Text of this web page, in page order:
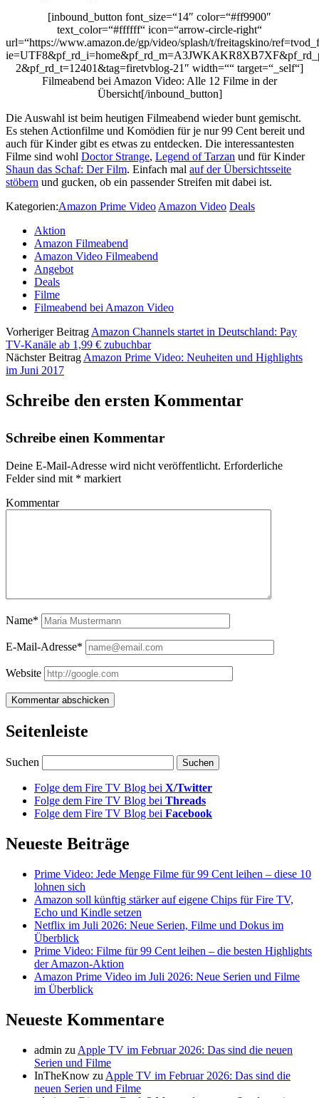
[inbound_button font_size=“14″ color=“#ff9900″
text_color=“#ffffff“ icon=“arrow-circle-right“
url=“https://www.amazon.de/gp/video/splash/t/freitagskino/
2&pf_rd_t=12401&tag=firetvblog-21″ width=““ target=“_self“]
Filmeabend bei Amazon Video: Alle 12 Filme in der
Übersicht[/inbound_button]
Die Auswahl ist beim heutigen Filmeabend wieder bunt gemischt.
Es stehen Actionfilme und Komödien für je nur 99 Cent bereit und
auch für Kinder gibt es etwas zu entdecken. Die interessantesten
Filme sind wohl Doctor Strange, Legend of Tarzan und für Kinder
Shaun das Schaf: Der Film. Einfach mal auf der Übersichtsseite
stöbern und gucken, ob ein passender Streifen mit dabei ist.
Kategorien:Amazon Prime VideoAmazon Video Deals
Aktion
Amazon Filmeabend
Amazon Video Filmeabend
Angebot
Deals
Filme
Filmeabend bei Amazon Video
Vorheriger BeitragAmazon Channels startet in Deutschland: Pay
TV-Kanäle ab 1,99 € zubuchbar
Nächster BeitragAmazon Prime Video: Neuheiten und Highlights
im Juni 2017
Schreibe den ersten Kommentar
Schreibe einen Kommentar
Deine E-Mail-Adresse wird nicht veröffentlicht. Erforderliche
Felder sind mit * markiert
Kommentar
Name*
E-Mail-Adresse*
Website
Seitenleiste
Suchen
Folge dem Fire TV Blog bei X/Twitter
Folge dem Fire TV Blog bei Threads
Folge dem Fire TV Blog bei Facebook
Neueste Beiträge
Prime Video: Jede Menge Filme für 99 Cent leihen – diese 10
lohnen sich
Amazon soll künftig stärker auf eigene Chips für Fire TV,
Echo und Kindle setzen
Netflix im Juli 2026: Neue Serien, Filme und Dokus im
Überblick
Prime Video: Filme für 99 Cent leihen – die besten Highlights
der Amazon-Aktion
Amazon Prime Video im Juli 2026: Neue Serien und Filme
im Überblick
Neueste Kommentare
admin zu Apple TV im Februar 2026: Das sind die neuen
Serien und Filme
InTheKnow zu Apple TV im Februar 2026: Das sind die
neuen Serien und Filme